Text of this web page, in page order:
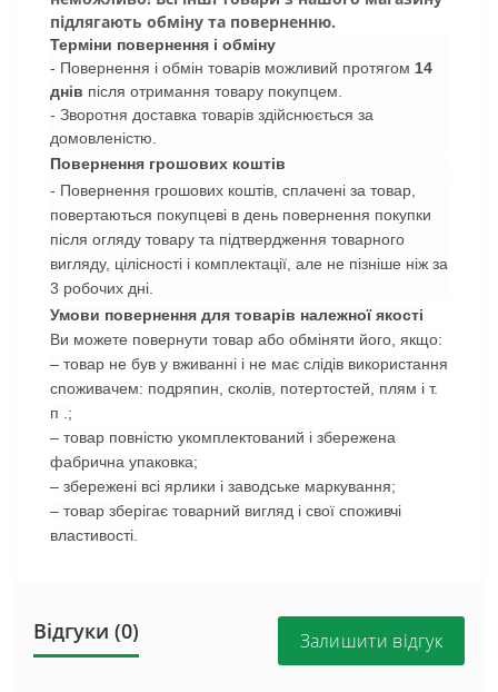
підлягають обміну та поверненню.
Терміни повернення і обміну
- Повернення і обмін товарів можливий протягом 14
днів після отримання товару покупцем.
- Зворотня доставка товарів здійснюється за
домовленістю.
Повернення грошових коштів
- Повернення грошових коштів, сплачені за товар,
повертаються покупцеві в день повернення покупки
після огляду товару та підтвердження товарного
вигляду, цілісності і комплектації, але не пізніше ніж за
3 робочих дні.
Умови повернення для товарів належної якості
Ви можете повернути товар або обміняти його, якщо:
– товар не був у вживанні і не має слідів використання
споживачем: подряпин, сколів, потертостей, плям і т.
п .;
– товар повністю укомплектований і збережена
фабрична упаковка;
– збережені всі ярлики і заводське маркування;
– товар зберігає товарний вигляд і свої споживчі
властивості.
Відгуки (0) Залишити відгук